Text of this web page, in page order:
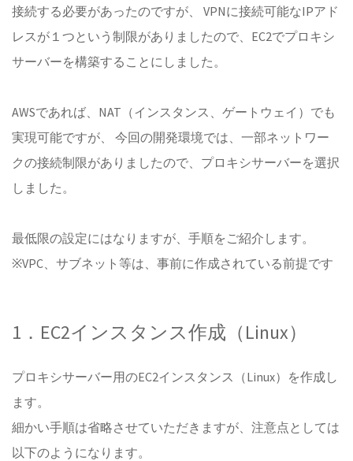
接続する必要があったのですが、 VPNに接続可能なIPアド
レスが１つという制限がありましたので、EC2でプロキシ
サーバーを構築することにしました。
AWSであれば、NAT（インスタンス、ゲートウェイ）でも
実現可能ですが、 今回の開発環境では、一部ネットワー
クの接続制限がありましたので、プロキシサーバーを選択
しました。
最低限の設定にはなりますが、手順をご紹介します。
※VPC、サブネット等は、事前に作成されている前提です
1．EC2インスタンス作成（Linux）
プロキシサーバー用のEC2インスタンス（Linux）を作成し
ます。
細かい手順は省略させていただきますが、注意点としては
以下のようになります。